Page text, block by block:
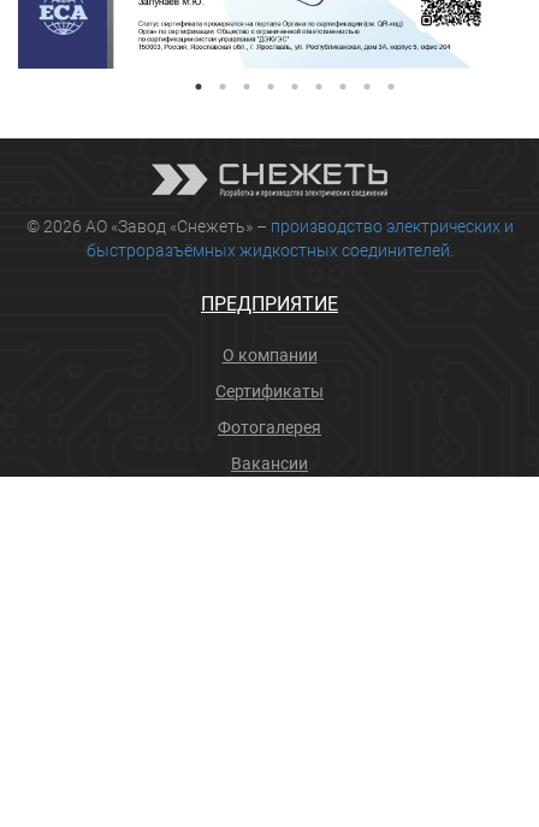
© 2026 АО «Завод «Снежеть» – производство электрических и
быстроразъёмных жидкостных соединителей.
ПРЕДПРИЯТИЕ
О компании
Сертификаты
Фотогалерея
Вакансии